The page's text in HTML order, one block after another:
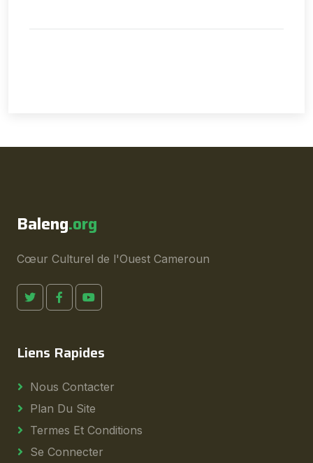
Baleng.org
Cœur Culturel de l'Ouest Cameroun
Liens Rapides
Nous Contacter
Plan Du Site
Termes Et Conditions
Se Connecter